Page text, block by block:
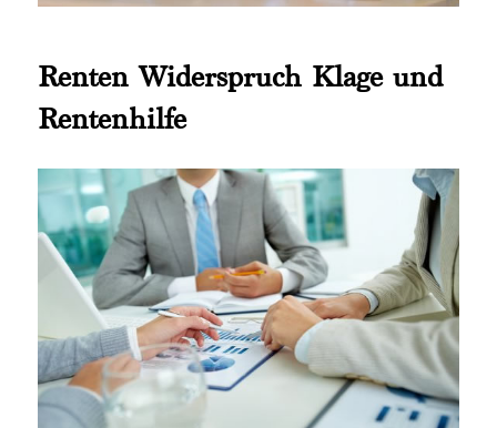
Renten Widerspruch Klage und
Rentenhilfe